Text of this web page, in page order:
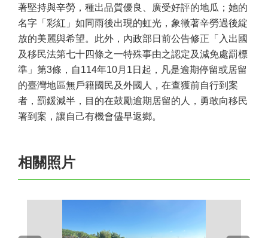
著堅持與辛勞，種出品質優良、廣受好評的地瓜；她的
名字「彩紅」如同雨後出現的虹光，象徵著辛勞過後綻
放的美麗與希望。此外，內政部日前公告修正「入出國
及移民法第七十四條之一特殊事由之認定及減免處罰標
準」第3條，自114年10月1日起，凡是逾期停留或居留
的臺灣地區無戶籍國民及外國人，在查獲前自行到案
者，罰鍰減半，目的在鼓勵逾期居留的人，勇敢向移民
署到案，讓自己有機會儘早返鄉。
相關照片